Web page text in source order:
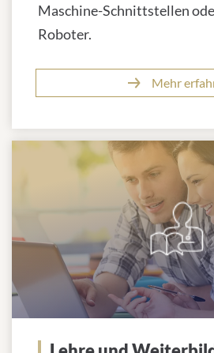
Maschine-Schnittstellen
Roboter.
Mehr